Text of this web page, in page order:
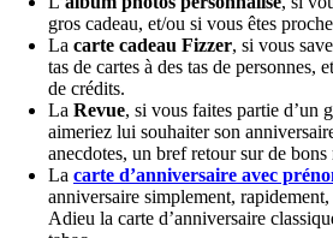
gros cadeau, et/ou si vous êtes
La carte cadeau Fizzer, si vous
tas de cartes à des tas de personnes,
de crédits.
La Revue, si vous faites partie d’un
aimeriez lui souhaiter son
anecdotes, un bref retour sur de bons
La carte d’anniversaire avec
anniversaire simplement,
Adieu la carte d’anniversaire